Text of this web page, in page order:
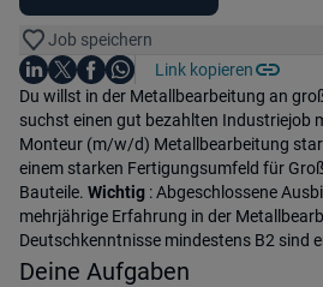
Job speichern
Teile diesen Job
Auf LinkedIn teilen
Auf X teilen
Auf Facebook teilen
Auf WhatsApp teilen
Link kopieren
Einleitung
Du willst in der Metallbearbeitung an
suchst einen gut bezahlten Industriejob
Monteur (m/w/d) Metallbearbeitung
einem starken Fertigungsumfeld für
Bauteile. Wichtig : Abgeschlossene
mehrjährige Erfahrung in der
Deutschkenntnisse mindestens B2 sind
Deine Aufgaben